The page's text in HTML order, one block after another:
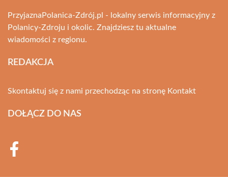
PrzyjaznaPolanica-Zdrój.pl - lokalny serwis informacyjny z
Polanicy-Zdroju i okolic. Znajdziesz tu aktualne
wiadomości z regionu.
REDAKCJA
Skontaktuj się z nami przechodząc na stronę Kontakt
DOŁĄCZ DO NAS